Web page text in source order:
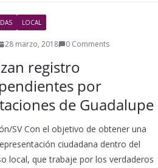
LOCAL
28 marzo, 2018 0 Comments
registro
por
de Guadalupe
SV Con el objetivo de obtener una
ciudadana dentro del
local, que trabaje por los verdaderos